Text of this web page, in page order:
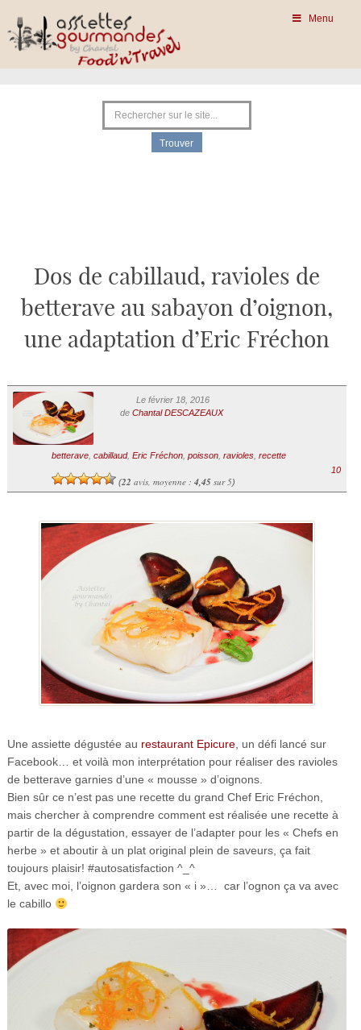
Menu
Dos de cabillaud, ravioles de
betterave au sabayon d’oignon,
une adaptation d’Eric Fréchon
Le février 18, 2016
de Chantal DESCAZEAUX
betterave, cabillaud, Eric Fréchon, poisson, ravioles, recette
(22 avis, moyenne : 4,45sur 5)
10
Une assiette dégustée au restaurant Epicure, un défi lancé sur
Facebook… et voilà mon interprétation pour réaliser des ravioles
de betterave garnies d’une « mousse » d’oignons.
Bien sûr ce n’est pas une recette du grand Chef Eric Fréchon,
mais chercher à comprendre comment est réalisée une recette à
partir de la dégustation, essayer de l’adapter pour les « Chefs en
herbe » et aboutir à un plat original plein de saveurs, ça fait
toujours plaisir! #autosatisfaction ^_^
Et, avec moi, l’oignon gardera son « i »… car l’ognon ça va avec
le cabillo